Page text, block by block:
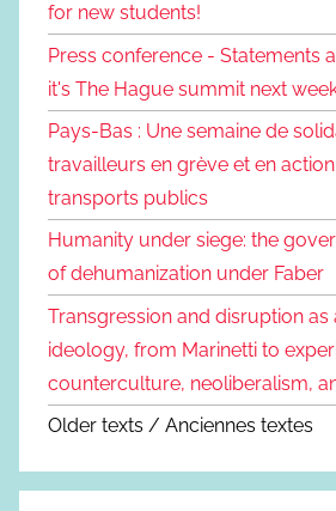
for new students!
Press conference - Statements
it's The Hague summit next
Pays-Bas : Une semaine de
travailleurs en grève et en
transports publics
Humanity under siege: the
of dehumanization under Faber
Transgression and disruption as
ideology, from Marinetti to
counterculture, neoliberalism,
Older texts / Anciennes textes